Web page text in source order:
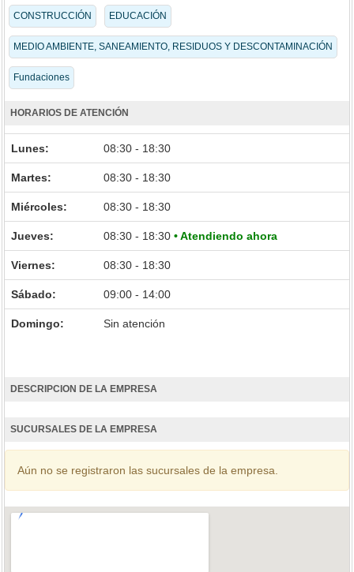
CONSTRUCCIÓN EDUCACIÓN
MEDIO AMBIENTE, SANEAMIENTO, RESIDUOS Y DESCONTAMINACIÓN
Fundaciones
HORARIOS DE ATENCIÓN
Lunes: 08:30 - 18:30
Martes: 08:30 - 18:30
Miércoles: 08:30 - 18:30
Jueves: 08:30 - 18:30 • Atendiendo ahora
Viernes: 08:30 - 18:30
Sábado: 09:00 - 14:00
Domingo: Sin atención
DESCRIPCION DE LA EMPRESA
SUCURSALES DE LA EMPRESA
Aún no se registraron las sucursales de la empresa.